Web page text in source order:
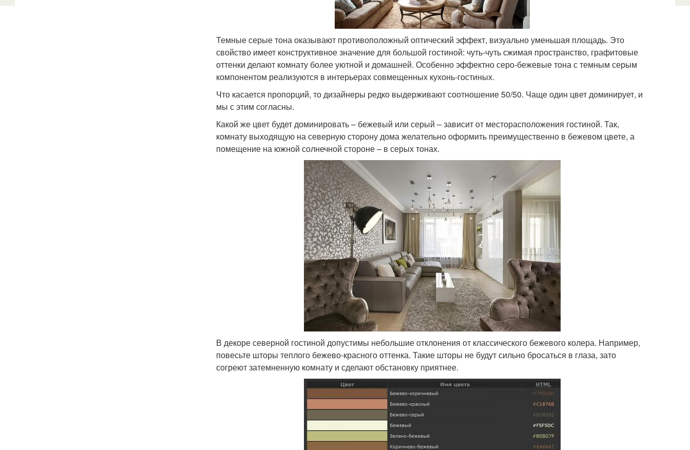
Темные серые тона оказывают противоположный оптический эффект, визуально уменьшая площадь. Это
свойство имеет конструктивное значение для большой гостиной: чуть-чуть сжимая пространство, графитовые
оттенки делают комнату более уютной и домашней. Особенно эффектно серо-бежевые тона с темным серым
компонентом реализуются в интерьерах совмещенных кухонь-гостиных.
Что касается пропорций, то дизайнеры редко выдерживают соотношение 50/50. Чаще один цвет доминирует, и
мы с этим согласны.
Какой же цвет будет доминировать – бежевый или серый – зависит от месторасположения гостиной. Так,
комнату выходящую на северную сторону дома желательно оформить преимущественно в бежевом цвете, а
помещение на южной солнечной стороне – в серых тонах.
В декоре северной гостиной допустимы небольшие отклонения от классического бежевого колера. Например,
повесьте шторы теплого бежево-красного оттенка. Такие шторы не будут сильно бросаться в глаза, зато
согреют затемненную комнату и сделают обстановку приятнее.